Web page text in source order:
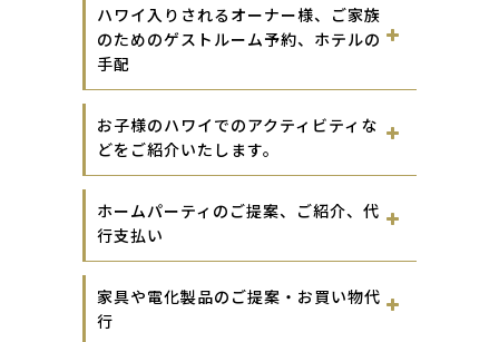
ハワイ入りされるオーナー様、ご家族
のためのゲストルーム予約、ホテルの
手配
お子様のハワイでのアクティビティな
どをご紹介いたします。
ホームパーティのご提案、ご紹介、代
行支払い
家具や電化製品のご提案・お買い物代
行